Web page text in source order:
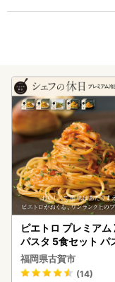
ピエトロ プレミアム
パスタ 5食セット パ
福岡県古賀市
(14)